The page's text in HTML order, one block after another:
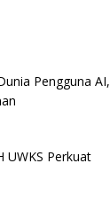
Pengguna AI,
UWKS Perkuat